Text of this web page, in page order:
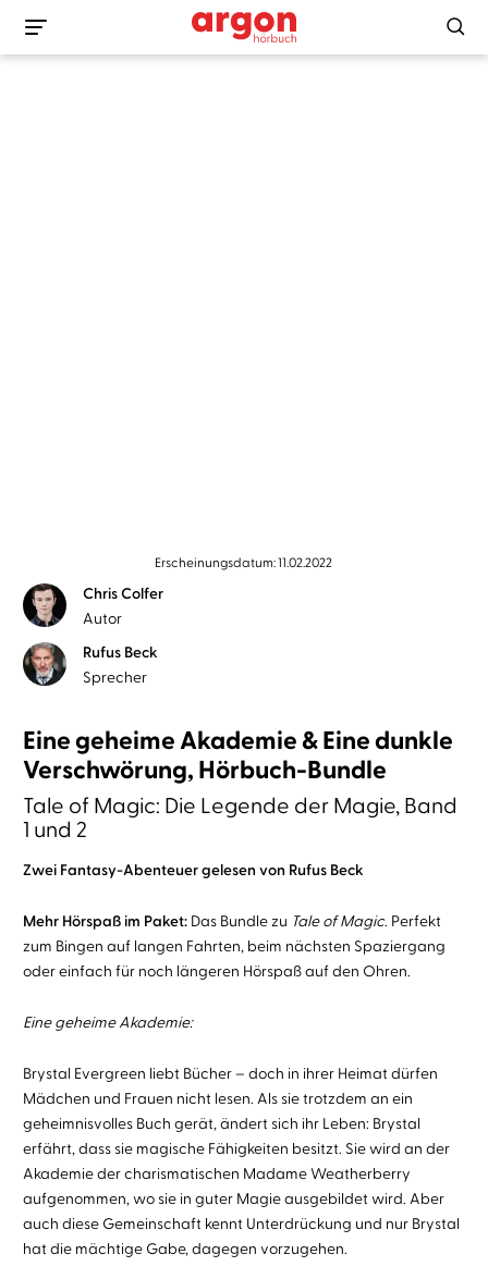
Erscheinungsdatum: 11.02.2022
Chris Colfer
Autor
Rufus Beck
Sprecher
Eine geheime Akademie & Eine dunkle
Verschwörung, Hörbuch-Bundle
Tale of Magic: Die Legende der Magie, Band
1 und 2
Zwei Fantasy-Abenteuer gelesen von Rufus Beck
Mehr Hörspaß im Paket:Das Bundle zu Tale of Magic. Perfekt
zum Bingen auf langen Fahrten, beim nächsten Spaziergang
oder einfach für noch längeren Hörspaß auf den Ohren.
Eine geheime Akademie:
Brystal Evergreen liebt Bücher – doch in ihrer Heimat dürfen
Mädchen und Frauen nicht lesen. Als sie trotzdem an ein
geheimnisvolles Buch gerät, ändert sich ihr Leben: Brystal
erfährt, dass sie magische Fähigkeiten besitzt. Sie wird an der
Akademie der charismatischen Madame Weatherberry
aufgenommen, wo sie in guter Magie ausgebildet wird. Aber
auch diese Gemeinschaft kennt Unterdrückung und nur Brystal
hat die mächtige Gabe, dagegen vorzugehen.